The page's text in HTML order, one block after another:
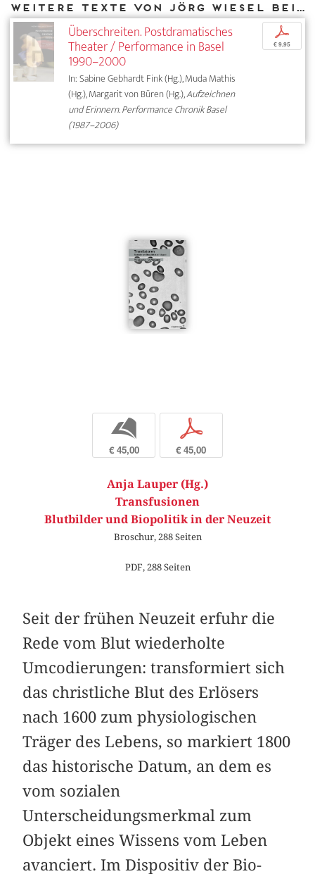
Weitere Texte von Jörg Wiesel bei DIAPHANES
Überschreiten. Postdramatisches
Theater / Performance in Basel
1990–2000
In: Sabine Gebhardt Fink (Hg.), Muda Mathis
(Hg.), Margarit von Büren (Hg.),Aufzeichnen
und Erinnern. Performance Chronik Basel
(1987–2006)
p
€ 9,95
b
€ 45,00
p
€ 45,00
Anja Lauper (Hg.)
Transfusionen
Blutbilder und Biopolitik in der Neuzeit
Broschur, 288 Seiten
PDF, 288 Seiten
Seit der frühen Neuzeit erfuhr die
Rede vom Blut wiederholte
Umcodierungen: transformiert sich
das christliche Blut des Erlösers
nach 1600 zum physiologischen
Träger des Lebens, so markiert 1800
das historische Datum, an dem es
vom sozialen
Unterscheidungsmerkmal zum
Objekt eines Wissens vom Leben
avanciert. Im Dispositiv der Bio-